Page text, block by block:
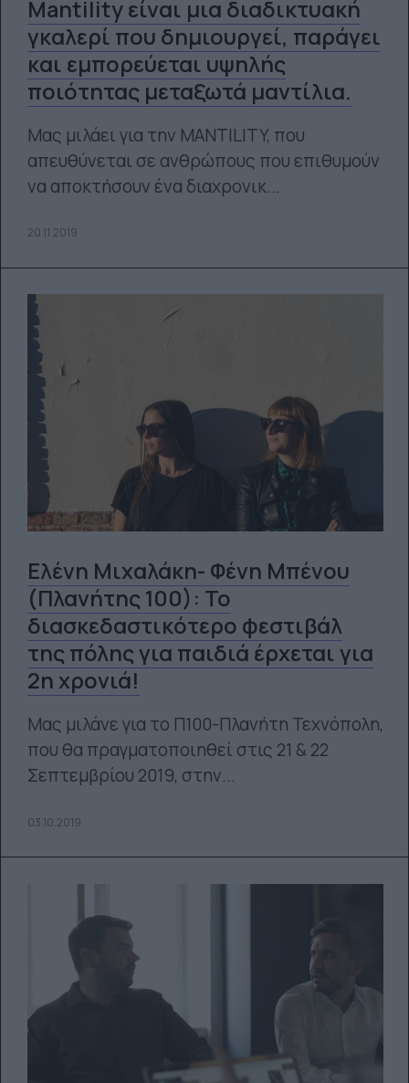
Mantility είναι μια διαδικτυακή
γκαλερί που δημιουργεί, παράγει
και εμπορεύεται υψηλής
ποιότητας μεταξωτά μαντίλια.
Μας μιλάει για την MANTILITY, που
απευθύνεται σε ανθρώπους που επιθυμούν
να αποκτήσουν ένα διαχρονικ...
20.11.2019
Ελένη Μιχαλάκη- Φένη Μπένου
(Πλανήτης 100): Το
διασκεδαστικότερο φεστιβάλ
της πόλης για παιδιά έρχεται για
2η χρονιά!
Μας μιλάνε για το Π100-Πλανήτη Τεχνόπολη,
που θα πραγματοποιηθεί στις 21 & 22
Σεπτεμβρίου 2019, στην...
03.10.2019